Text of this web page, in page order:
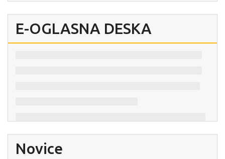
E-OGLASNA DESKA
Novice